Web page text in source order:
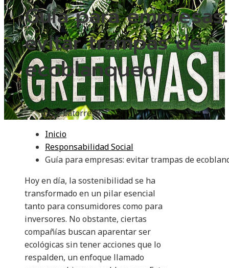
Guía para empresas:
evitar trampas de
ecoblanqueo
Jorge Latorre98
Inicio
Responsabilidad Social
Guía para empresas: evitar trampas de
Hoy en día, la sostenibilidad se ha
transformado en un pilar esencial
tanto para consumidores como para
inversores. No obstante, ciertas
compañías buscan aparentar ser
ecológicas sin tener acciones que lo
respalden, un enfoque llamado